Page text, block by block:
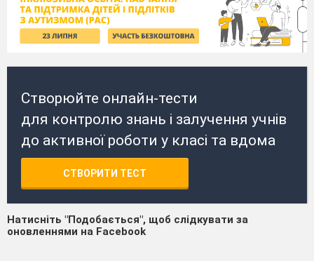
Створюйте онлайн-тести
для контролю знань і залучення учнів
до активної роботи у класі та вдома
СТВОРИТИ ТЕСТ
Натисніть "Подобається", щоб слідкувати за
оновленнями на Facebook